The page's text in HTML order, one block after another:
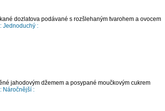
dozlatova podávané s rozšlehaným tvarohem a ovocem
Jednoduchý :
jahodovým džemem a posypané moučkovým cukrem
Náročnější :